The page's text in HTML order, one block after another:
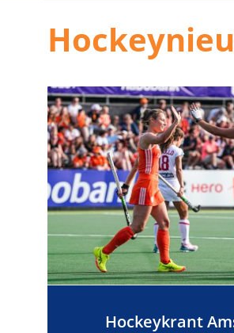
Hockeykrant